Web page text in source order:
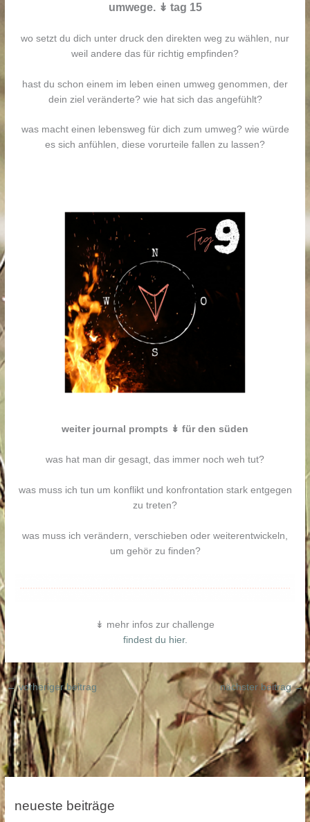
neueste beiträge
umwege. ↡ tag 15
wo setzt du dich unter druck den direkten weg zu wählen, nur
weil andere das für richtig empfinden?
hast du schon einem im leben einen umweg genommen, der
dein ziel veränderte? wie hat sich das angefühlt?
was macht einen lebensweg für dich zum umweg? wie würde
es sich anfühlen, diese vorurteile fallen zu lassen?
weiter journal prompts ↡ für den süden
was hat man dir gesagt, das immer noch weh tut?
was muss ich tun um konflikt und konfrontation stark entgegen
zu treten?
was muss ich verändern, verschieben oder weiterentwickeln,
um gehör zu finden?
↡ mehr infos zur challenge
findest du hier.
←vorheriger beitrag nächster beitrag→